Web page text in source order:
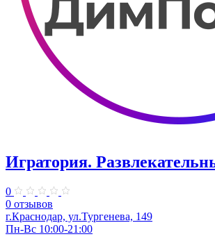
Игратория.
0
0 отзывов
г.Краснодар, ул.Тургенева, 149
Пн-Вс 10:00-21:00